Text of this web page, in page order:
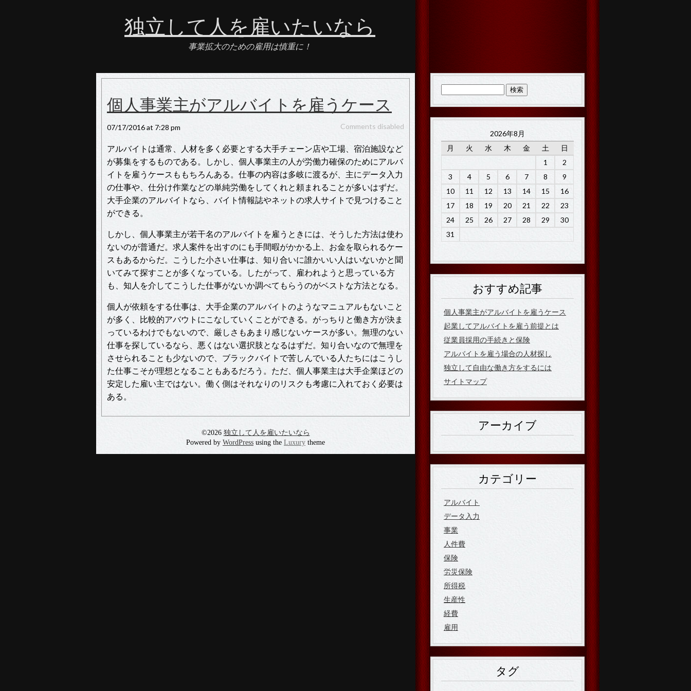
独立して人を雇いたいなら
事業拡大のための雇用は慎重に！
個人事業主がアルバイトを雇うケース
07/17/2016 at 7:28 pm Comments disabled
アルバイトは通常、人材を多く必要とする大手チェーン店や工場、宿泊施設など
が募集をするものである。しかし、個人事業主の人が労働力確保のためにアルバ
イトを雇うケースももちろんある。仕事の内容は多岐に渡るが、主にデータ入力
の仕事や、仕分け作業などの単純労働をしてくれと頼まれることが多いはずだ。
大手企業のアルバイトなら、バイト情報誌やネットの求人サイトで見つけること
ができる。
しかし、個人事業主が若干名のアルバイトを雇うときには、そうした方法は使わ
ないのが普通だ。求人案件を出すのにも手間暇がかかる上、お金を取られるケー
スもあるからだ。こうした小さい仕事は、知り合いに誰かいい人はいないかと聞
いてみて探すことが多くなっている。したがって、雇われようと思っている方
も、知人を介してこうした仕事がないか調べてもらうのがベストな方法となる。
個人が依頼をする仕事は、大手企業のアルバイトのようなマニュアルもないこと
が多く、比較的アバウトにこなしていくことができる。がっちりと働き方が決ま
っているわけでもないので、厳しさもあまり感じないケースが多い。無理のない
仕事を探しているなら、悪くはない選択肢となるはずだ。知り合いなので無理を
させられることも少ないので、ブラックバイトで苦しんでいる人たちにはこうし
た仕事こそが理想となることもあるだろう。ただ、個人事業主は大手企業ほどの
安定した雇い主ではない。働く側はそれなりのリスクも考慮に入れておく必要は
ある。
2026年8月
月
火 水 木 金 土
日
1
2
3
4 5 6 7 8
9
10
11 12 13 14 15
16
17
18 19 20 21 22
23
24
25 26 27 28 29
30
31
おすすめ記事
個人事業主がアルバイトを雇うケース
起業してアルバイトを雇う前提とは
従業員採用の手続きと保険
アルバイトを雇う場合の人材探し
独立して自由な働き方をするには
サイトマップ
アーカイブ
カテゴリー
アルバイト
データ入力
事業
人件費
保険
労災保険
所得税
生産性
経費
雇用
タグ
©2026 独立して人を雇いたいなら
Powered by WordPress using the Luxury theme